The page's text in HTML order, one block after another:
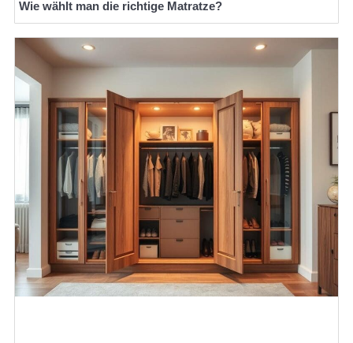
Wie wählt man die richtige Matratze?